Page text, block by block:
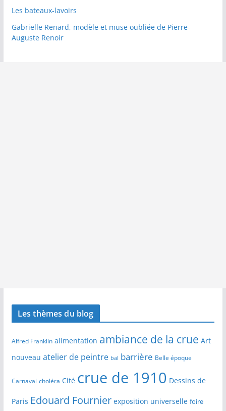
Les bateaux-lavoirs
Gabrielle Renard, modèle et muse oubliée de Pierre-
Auguste Renoir
Les thèmes du blog
Alfred Franklin alimentation ambiance de la crue Art
nouveau atelier de peintre bal barrière Belle époque
Carnaval choléra Cité crue de 1910 Dessins de
Paris Edouard Fournier exposition universelle foire